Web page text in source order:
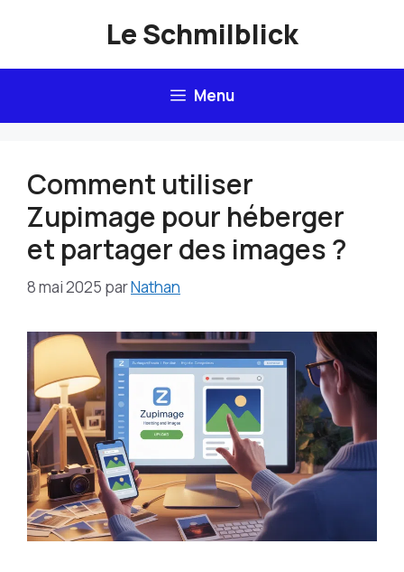
Le Schmilblick
Menu
Comment utiliser
Zupimage pour héberger
et partager des images ?
8 mai 2025 parNathan